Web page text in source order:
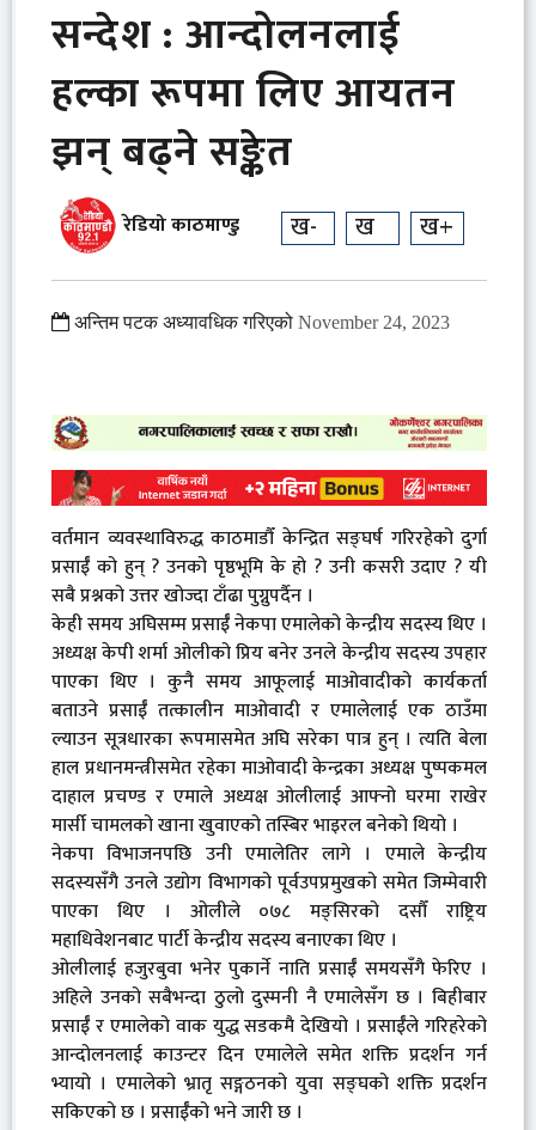
सन्देश : आन्दोलनलाई
हल्का रूपमा लिए आयतन
झन् बढ्ने सङ्केत
रेडियो काठमाण्डु ख- ख ख+
अन्तिम पटक अध्यावधिक गरिएको November 24, 2023
वर्तमान व्यवस्थाविरुद्ध काठमाडौँ केन्द्रित सङ्घर्ष गरिरहेको दुर्गा
प्रसाईँ को हुन् ? उनको पृष्ठभूमि के हो ? उनी कसरी उदाए ? यी
सबै प्रश्नको उत्तर खोज्दा टाँढा पुग्नुपर्दैन ।
केही समय अघिसम्म प्रसाईँ नेकपा एमालेको केन्द्रीय सदस्य थिए ।
अध्यक्ष केपी शर्मा ओलीको प्रिय बनेर उनले केन्द्रीय सदस्य उपहार
पाएका थिए । कुनै समय आफूलाई माओवादीको कार्यकर्ता
बताउने प्रसाईँ तत्कालीन माओवादी र एमालेलाई एक ठाउँमा
ल्याउन सूत्रधारका रूपमासमेत अघि सरेका पात्र हुन् । त्यति बेला
हाल प्रधानमन्त्रीसमेत रहेका माओवादी केन्द्रका अध्यक्ष पुष्पकमल
दाहाल प्रचण्ड र एमाले अध्यक्ष ओलीलाई आफ्नो घरमा राखेर
मार्सी चामलको खाना खुवाएको तस्बिर भाइरल बनेको थियो ।
नेकपा विभाजनपछि उनी एमालेतिर लागे । एमाले केन्द्रीय
सदस्यसँगै उनले उद्योग विभागको पूर्वउपप्रमुखको समेत जिम्मेवारी
पाएका थिए । ओलीले ०७८ मङ्सिरको दसौँ राष्ट्रिय
महाधिवेशनबाट पार्टी केन्द्रीय सदस्य बनाएका थिए ।
ओलीलाई हजुरबुवा भनेर पुकार्ने नाति प्रसाईँ समयसँगै फेरिए ।
अहिले उनको सबैभन्दा ठुलो दुस्मनी नै एमालेसँग छ । बिहीबार
प्रसाईँ र एमालेको वाक युद्ध सडकमै देखियो । प्रसाईँले गरिहरेको
आन्दोलनलाई काउन्टर दिन एमालेले समेत शक्ति प्रदर्शन गर्न
भ्यायो । एमालेको भ्रातृ सङ्गठनको युवा सङ्घको शक्ति प्रदर्शन
सकिएको छ । प्रसाईँको भने जारी छ ।